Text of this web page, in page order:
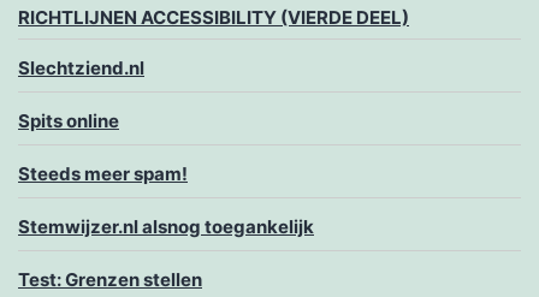
RICHTLIJNEN ACCESSIBILITY (VIERDE DEEL)
Slechtziend.nl
Spits online
Steeds meer spam!
Stemwijzer.nl alsnog toegankelijk
Test: Grenzen stellen